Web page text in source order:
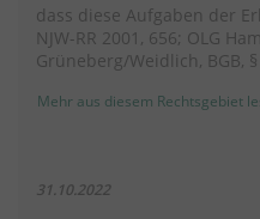
dass diese Aufgaben der
NJW-RR 2001, 656; OLG
Grüneberg/Weidlich, BGB, §
Mehr aus diesem Rechtsgebiet
31.10.2022